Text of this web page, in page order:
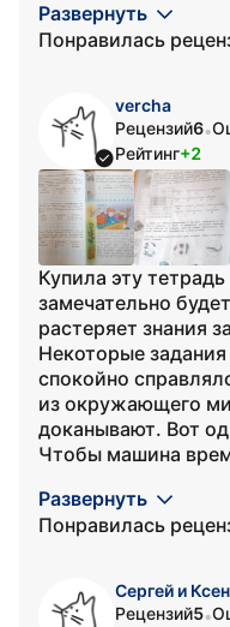
Развернуть
Понравилась
vercha
Рецензий6•
Рейтинг+2
Купила эту
замечательно
растеряет знания
Некоторые
спокойно
из окружающего
доканывают. Вот
Чтобы машина
Развернуть
Понравилась
Сергей и
Рецензий5•